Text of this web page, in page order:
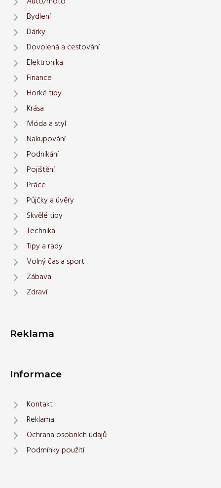
Bydlení
Dárky
Dovolená a cestování
Elektronika
Finance
Horké tipy
Krása
Móda a styl
Nakupování
Podnikání
Pojištění
Práce
Půjčky a úvěry
Skvělé tipy
Technika
Tipy a rady
Volný čas a sport
Zábava
Zdraví
Reklama
Informace
Kontakt
Reklama
Ochrana osobních údajů
Podmínky použití